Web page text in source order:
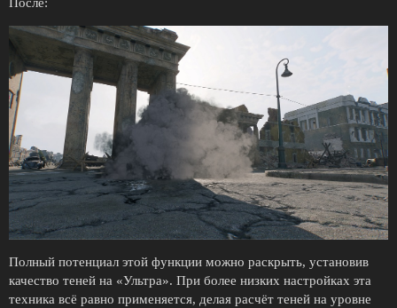
После:
Полный потенциал этой функции можно раскрыть, установив
качество теней на «Ультра». При более низких настройках эта
техника всё равно применяется, делая расчёт теней на уровне